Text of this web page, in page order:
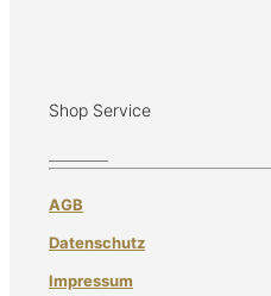
Shop Service
AGB
Datenschutz
Impressum